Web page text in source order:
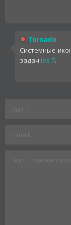
Tornado
Системные
задач ios 7.